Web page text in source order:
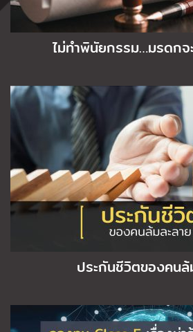
ไม่ทำพินัยกรรม…มรดกจ
ประกันชีวิตของคนล้